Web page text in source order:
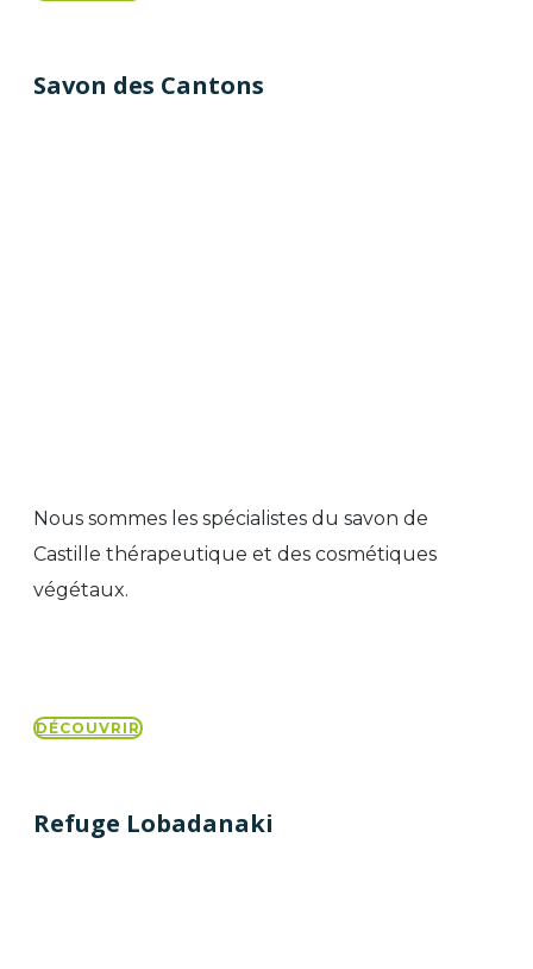
Savon des Cantons
Nous sommes les spécialistes du savon de
Castille thérapeutique et des cosmétiques
végétaux.
DÉCOUVRIR
Refuge Lobadanaki